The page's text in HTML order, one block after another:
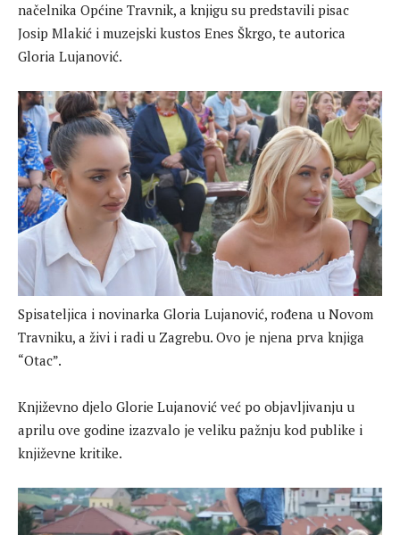
načelnika Općine Travnik, a knjigu su predstavili pisac
Josip Mlakić i muzejski kustos Enes Škrgo, te autorica
Gloria Lujanović.
Spisateljica i novinarka Gloria Lujanović, rođena u Novom
Travniku, a živi i radi u Zagrebu. Ovo je njena prva knjiga
“Otac”.
Književno djelo Glorie Lujanović već po objavljivanju u
aprilu ove godine izazvalo je veliku pažnju kod publike i
književne kritike.